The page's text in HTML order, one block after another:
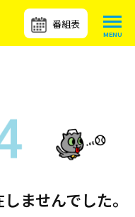
番組表
ませんでした。